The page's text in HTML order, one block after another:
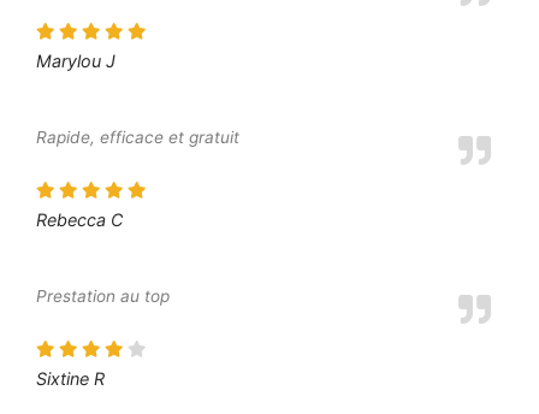
Marylou J
Rapide, efficace et gratuit
Rebecca C
Prestation au top
Sixtine R